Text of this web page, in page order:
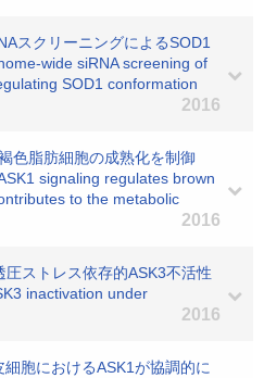
スクリーニングによるSOD1
wide siRNA screening of
SOD1 conformation
2016
色脂肪細胞の成熟化を制御
signaling regulates brown
to the metabolic
2016
ストレス依存的ASK3不活性
inactivation under
2016
胞におけるASK1が協調的に